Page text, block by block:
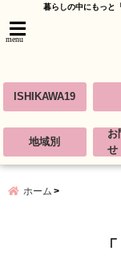
暮らしの中にもっと
menu
ISHIKAWA19
地域別
お
せ
ホーム